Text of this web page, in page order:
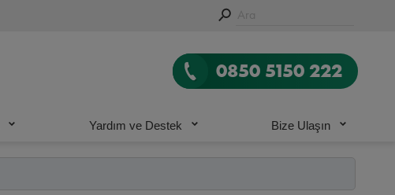
0850 5150 222
Yardım ve Destek Bize Ulaşın